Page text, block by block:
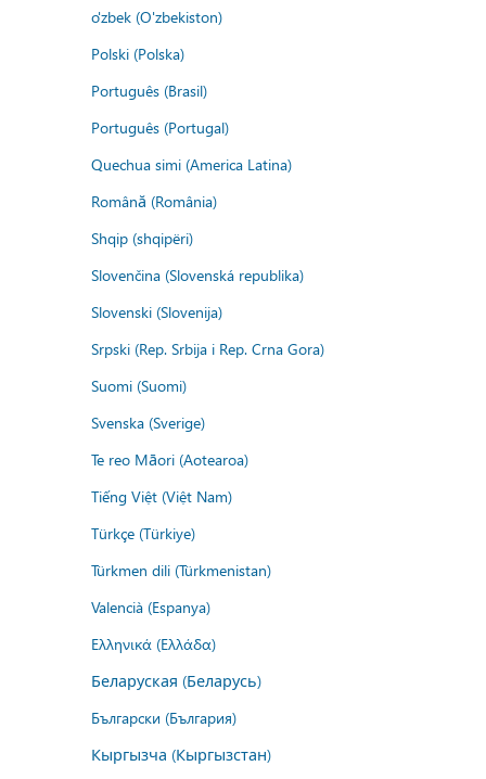
o'zbek (O'zbekiston)
Polski (Polska)
Português (Brasil)
Português (Portugal)
Quechua simi (America Latina)
Română (România)
Shqip (shqipëri)
Slovenčina (Slovenská republika)
Slovenski (Slovenija)
Srpski (Rep. Srbija i Rep. Crna Gora)
Suomi (Suomi)
Svenska (Sverige)
Te reo Māori (Aotearoa)
Tiếng Việt (Việt Nam)
Türkçe (Türkiye)
Türkmen dili (Türkmenistan)
Valencià (Espanya)
Ελληνικά (Ελλάδα)
Беларуская (Беларусь)
Български (България)
Кыргызча (Кыргызстан)